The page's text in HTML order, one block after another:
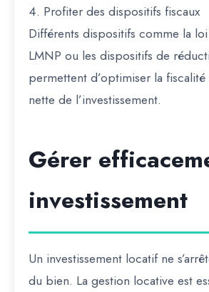
4. Profiter des dispositifs fiscaux
Différents dispositifs comme la
LMNP ou les dispositifs de
permettent d’optimiser la
nette de l’investissement.
Gérer
investissement
Un investissement locatif ne
du bien. La gestion locative est